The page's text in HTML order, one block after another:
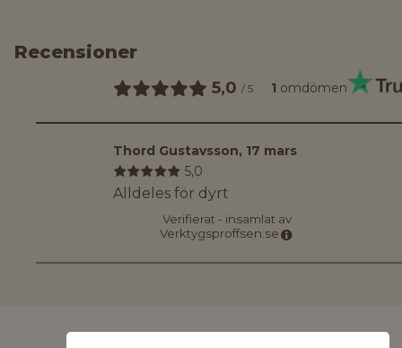
Recensioner
5,0 / 5 1 omdömen
Thord Gustavsson, 17 mars
5,0
Alldeles för dyrt
Verifierat - insamlat av
Verktygsproffsen.se